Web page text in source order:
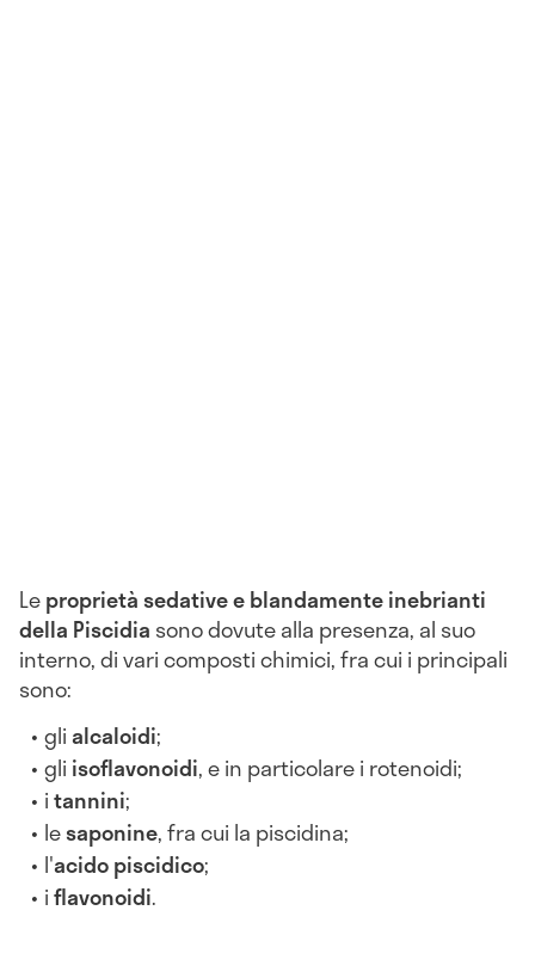
Leproprietà sedative e blandamente inebrianti
della Piscidia sono dovute alla presenza, al suo
interno, di vari composti chimici, fra cui i principali
sono:
glialcaloidi;
gli isoflavonoidi, e in particolare i rotenoidi;
itannini;
lesaponine, fra cui la piscidina;
l'acido piscidico;
iflavonoidi.